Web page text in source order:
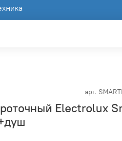
арт.
Electrolux